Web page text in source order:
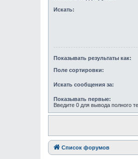
Искать:
Показывать результаты как:
Поле сортировки:
Искать сообщения за:
Показывать первые:
Введите 0 для вывода полного
Список форумов